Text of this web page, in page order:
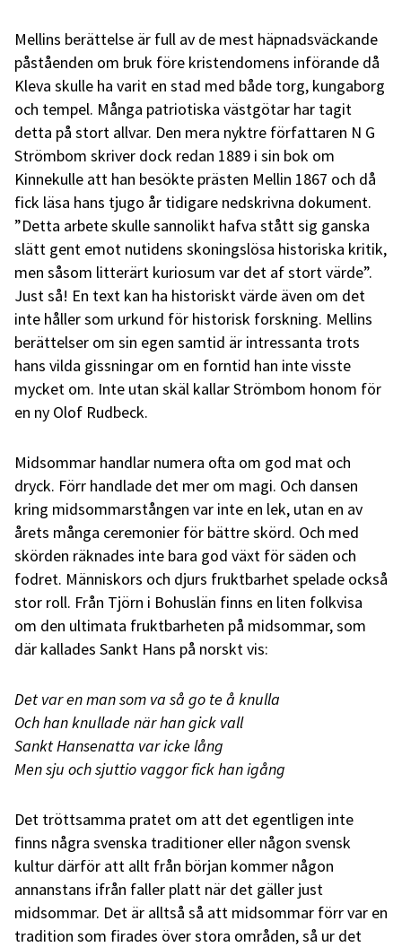
Mellins berättelse är full av de mest häpnadsväckande
påståenden om bruk före kristendomens införande då
Kleva skulle ha varit en stad med både torg, kungaborg
och tempel. Många patriotiska västgötar har tagit
detta på stort allvar. Den mera nyktre författaren N G
Strömbom skriver dock redan 1889 i sin bok om
Kinnekulle att han besökte prästen Mellin 1867 och då
fick läsa hans tjugo år tidigare nedskrivna dokument.
”Detta arbete skulle sannolikt hafva stått sig ganska
slätt gent emot nutidens skoningslösa historiska kritik,
men såsom litterärt kuriosum var det af stort värde”.
Just så! En text kan ha historiskt värde även om det
inte håller som urkund för historisk forskning. Mellins
berättelser om sin egen samtid är intressanta trots
hans vilda gissningar om en forntid han inte visste
mycket om. Inte utan skäl kallar Strömbom honom för
en ny Olof Rudbeck.
Midsommar handlar numera ofta om god mat och
dryck. Förr handlade det mer om magi. Och dansen
kring midsommarstången var inte en lek, utan en av
årets många ceremonier för bättre skörd. Och med
skörden räknades inte bara god växt för säden och
fodret. Människors och djurs fruktbarhet spelade också
stor roll. Från Tjörn i Bohuslän finns en liten folkvisa
om den ultimata fruktbarheten på midsommar, som
där kallades Sankt Hans på norskt vis:
Det var en man som va så go te å knulla
Och han knullade när han gick vall
Sankt Hansenatta var icke lång
Men sju och sjuttio vaggor fick han igång
Det tröttsamma pratet om att det egentligen inte
finns några svenska traditioner eller någon svensk
kultur därför att allt från början kommer någon
annanstans ifrån faller platt när det gäller just
midsommar. Det är alltså så att midsommar förr var en
tradition som firades över stora områden, så ur det